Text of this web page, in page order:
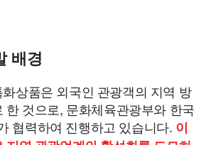
배경
상품은 외국인 관광객의 지역 방
한 것으로, 문화체육관광부와 한국
협력하여 진행하고 있습니다. 이